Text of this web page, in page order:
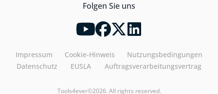
Folgen Sie uns
Impressum Cookie-Hinweis
Nutzungsbedingungen
Datenschutz
EUSLA Auftragsverarbeitungsvertrag
Tools4ever©2026. All rights reserved.